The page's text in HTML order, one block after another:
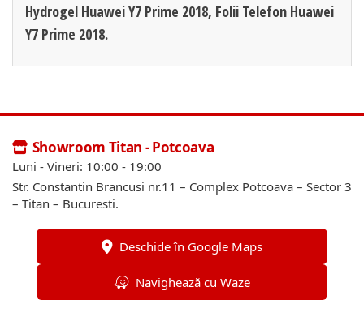
Hydrogel Huawei Y7 Prime 2018, Folii Telefon Huawei
Y7 Prime 2018.
Showroom Titan - Potcoava
Luni - Vineri: 10:00 - 19:00
Str. Constantin Brancusi nr.11 – Complex Potcoava – Sector 3
– Titan – Bucuresti.
Deschide în Google Maps
Navighează cu Waze